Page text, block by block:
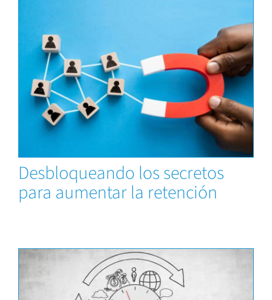
Capacitaciones
Desbloqueando los secretos
para aumentar la retención